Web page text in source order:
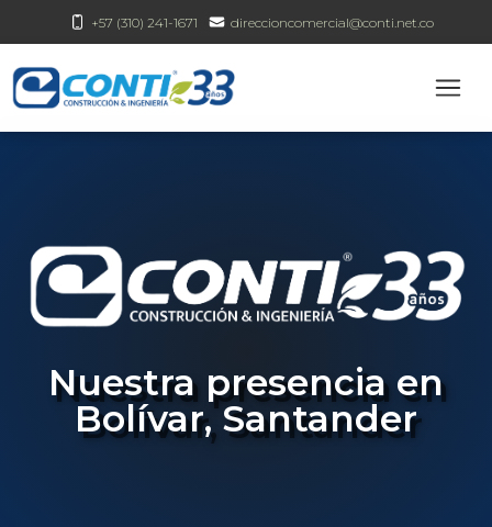
+57 (310) 241-1671 direccioncomercial@conti.net.co
Nuestra presencia en
Bolívar, Santander